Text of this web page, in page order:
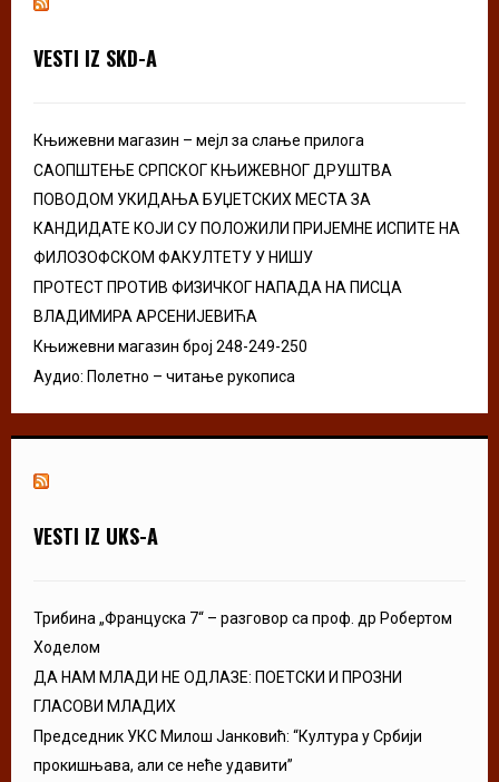
r
VESTI IZ SKD-A
Књижевни магазин – мејл за слање прилога
САОПШТЕЊЕ СРПСКОГ КЊИЖЕВНОГ ДРУШТВА
ПОВОДОМ УКИДАЊА БУЏЕТСКИХ МЕСТА ЗА
КАНДИДАТЕ КОЈИ СУ ПОЛОЖИЛИ ПРИЈЕМНЕ ИСПИТЕ НА
ФИЛОЗОФСКОМ ФАКУЛТЕТУ У НИШУ
ПРОТЕСТ ПРОТИВ ФИЗИЧКОГ НАПАДА НА ПИСЦА
ВЛАДИМИРА АРСЕНИЈЕВИЋА
Књижевни магазин број 248-249-250
Аудио: Полетно – читање рукописа
VESTI IZ UKS-A
Трибина „Француска 7“ – разговор са проф. др Робертом
Ходелом
ДА НАМ МЛАДИ НЕ ОДЛАЗЕ: ПОЕТСКИ И ПРОЗНИ
ГЛАСОВИ МЛАДИХ
Председник УКС Милош Јанковић: “Култура у Србији
прокишњава, али се неће удавити”